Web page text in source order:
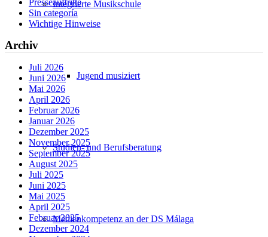
Integrierte Musikschule
Jugend musiziert
Studien- und Berufsberatung
Medienkompetenz an der DS Málaga
Presseauftritte
Sin categoría
Wichtige Hinweise
Archiv
Juli 2026
Juni 2026
Mai 2026
April 2026
Februar 2026
Januar 2026
Dezember 2025
November 2025
September 2025
August 2025
Juli 2025
Juni 2025
Mai 2025
April 2025
Februar 2025
Dezember 2024